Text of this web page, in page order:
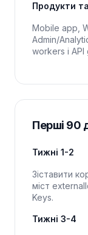
Продукти
Mobile app,
Admin/
workers і
Перші 90
Тижні 1-2
Зіставити
міст
Keys.
Тижні 3-4